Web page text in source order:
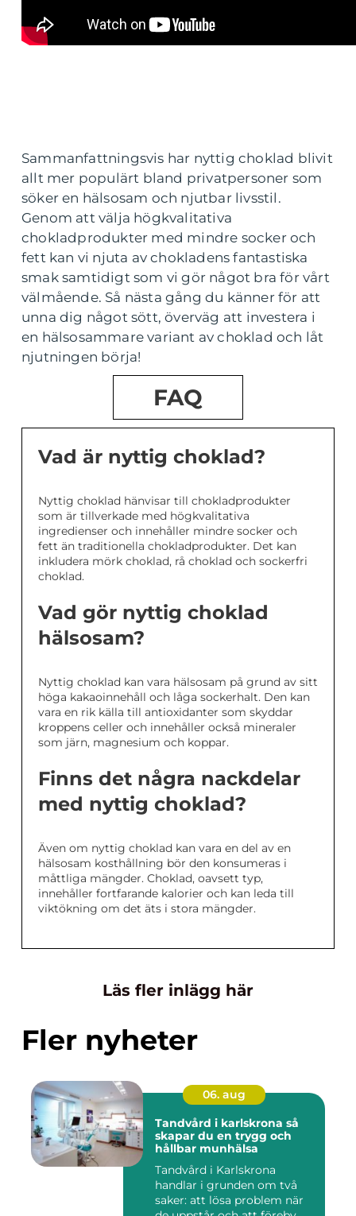
Sammanfattningsvis har nyttig choklad blivit
allt mer populärt bland privatpersoner som
söker en hälsosam och njutbar livsstil.
Genom att välja högkvalitativa
chokladprodukter med mindre socker och
fett kan vi njuta av chokladens fantastiska
smak samtidigt som vi gör något bra för vårt
välmående. Så nästa gång du känner för att
unna dig något sött, överväg att investera i
en hälsosammare variant av choklad och låt
njutningen börja!
FAQ
Vad är nyttig choklad?
Nyttig choklad hänvisar till chokladprodukter
som är tillverkade med högkvalitativa
ingredienser och innehåller mindre socker och
fett än traditionella chokladprodukter. Det kan
inkludera mörk choklad, rå choklad och sockerfri
choklad.
Vad gör nyttig choklad
hälsosam?
Nyttig choklad kan vara hälsosam på grund av sitt
höga kakaoinnehåll och låga sockerhalt. Den kan
vara en rik källa till antioxidanter som skyddar
kroppens celler och innehåller också mineraler
som järn, magnesium och koppar.
Finns det några nackdelar
med nyttig choklad?
Även om nyttig choklad kan vara en del av en
hälsosam kosthållning bör den konsumeras i
måttliga mängder. Choklad, oavsett typ,
innehåller fortfarande kalorier och kan leda till
viktökning om det äts i stora mängder.
Läs fler inlägg här
Fler nyheter
06. aug
Tandvård i karlskrona så
skapar du en trygg och
hållbar munhälsa
Tandvård i Karlskrona
handlar i grunden om två
saker: att lösa problem när